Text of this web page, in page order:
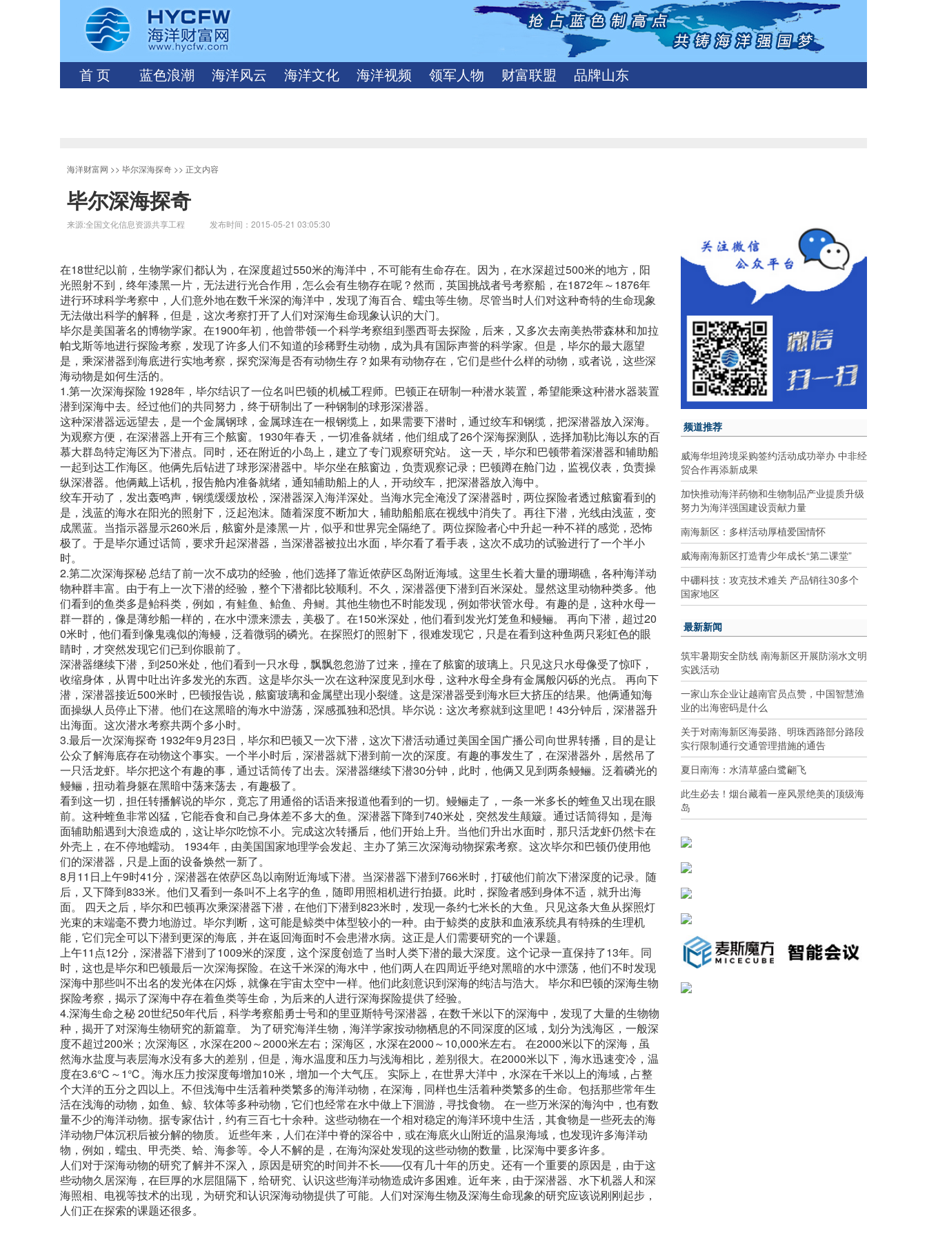
首 页 蓝色浪潮 海洋风云 海洋文化 海洋视频 领军人物 财富联盟 品牌山东
海洋财富网 >> 毕尔深海探奇 >> 正文内容
毕尔深海探奇
来源:全国文化信息资源共享工程 发布时间：2015-05-21 03:05:30
在18世纪以前，生物学家们都认为，在深度超过550米的海洋中，不可能有生命存在。因为，在水深超过500米的地方，阳
光照射不到，终年漆黑一片，无法进行光合作用，怎么会有生物存在呢？然而，英国挑战者号考察船，在1872年～1876年
进行环球科学考察中，人们意外地在数千米深的海洋中，发现了海百合、蠕虫等生物。尽管当时人们对这种奇特的生命现象
无法做出科学的解释，但是，这次考察打开了人们对深海生命现象认识的大门。
毕尔是美国著名的博物学家。在1900年初，他曾带领一个科学考察组到墨西哥去探险，后来，又多次去南美热带森林和加拉
帕戈斯等地进行探险考察，发现了许多人们不知道的珍稀野生动物，成为具有国际声誉的科学家。但是，毕尔的最大愿望
是，乘深潜器到海底进行实地考察，探究深海是否有动物生存？如果有动物存在，它们是些什么样的动物，或者说，这些深
海动物是如何生活的。
1.第一次深海探险 1928年，毕尔结识了一位名叫巴顿的机械工程师。巴顿正在研制一种潜水装置，希望能乘这种潜水器装置
潜到深海中去。经过他们的共同努力，终于研制出了一种钢制的球形深潜器。
这种深潜器远远望去，是一个金属钢球，金属球连在一根钢缆上，如果需要下潜时，通过绞车和钢缆，把深潜器放入深海。
为观察方便，在深潜器上开有三个舷窗。1930年春天，一切准备就绪，他们组成了26个深海探测队，选择加勒比海以东的百
慕大群岛特定海区为下潜点。同时，还在附近的小岛上，建立了专门观察研究站。 这一天，毕尔和巴顿带着深潜器和辅助船
一起到达工作海区。他俩先后钻进了球形深潜器中。毕尔坐在舷窗边，负责观察记录；巴顿蹲在舱门边，监视仪表，负责操
纵深潜器。他俩戴上话机，报告舱内准备就绪，通知辅助船上的人，开动绞车，把深潜器放入海中。
绞车开动了，发出轰鸣声，钢缆缓缓放松，深潜器深入海洋深处。当海水完全淹没了深潜器时，两位探险者透过舷窗看到的
是，浅蓝的海水在阳光的照射下，泛起泡沫。随着深度不断加大，辅助船船底在视线中消失了。再往下潜，光线由浅蓝，变
成黑蓝。当指示器显示260米后，舷窗外是漆黑一片，似乎和世界完全隔绝了。两位探险者心中升起一种不祥的感觉，恐怖
极了。于是毕尔通过话筒，要求升起深潜器，当深潜器被拉出水面，毕尔看了看手表，这次不成功的试验进行了一个半小
时。
2.第二次深海探秘 总结了前一次不成功的经验，他们选择了靠近侬萨区岛附近海域。这里生长着大量的珊瑚礁，各种海洋动
物种群丰富。由于有上一次下潜的经验，整个下潜都比较顺利。不久，深潜器便下潜到百米深处。显然这里动物种类多。他
们看到的鱼类多是鲐科类，例如，有鲑鱼、鲐鱼、舟鲥。其他生物也不时能发现，例如带状管水母。有趣的是，这种水母一
群一群的，像是薄纱船一样的，在水中漂来漂去，美极了。在150米深处，他们看到发光灯笼鱼和鳗鲡。 再向下潜，超过20
0米时，他们看到像鬼魂似的海鳗，泛着微弱的磷光。在探照灯的照射下，很难发现它，只是在看到这种鱼两只彩虹色的眼
睛时，才突然发现它们已到你眼前了。
深潜器继续下潜，到250米处，他们看到一只水母，飘飘忽忽游了过来，撞在了舷窗的玻璃上。只见这只水母像受了惊吓，
收缩身体，从胃中吐出许多发光的东西。这是毕尔头一次在这种深度见到水母，这种水母全身有金属般闪砾的光点。 再向下
潜，深潜器接近500米时，巴顿报告说，舷窗玻璃和金属壁出现小裂缝。这是深潜器受到海水巨大挤压的结果。他俩通知海
面操纵人员停止下潜。他们在这黑暗的海水中游荡，深感孤独和恐惧。毕尔说：这次考察就到这里吧！43分钟后，深潜器升
出海面。这次潜水考察共两个多小时。
3.最后一次深海探奇 1932年9月23日，毕尔和巴顿又一次下潜，这次下潜活动通过美国全国广播公司向世界转播，目的是让
公众了解海底存在动物这个事实。一个半小时后，深潜器就下潜到前一次的深度。有趣的事发生了，在深潜器外，居然吊了
一只活龙虾。毕尔把这个有趣的事，通过话筒传了出去。深潜器继续下潜30分钟，此时，他俩又见到两条鳗鲡。泛着磷光的
鳗鲡，扭动着身躯在黑暗中荡来荡去，有趣极了。
看到这一切，担任转播解说的毕尔，竟忘了用通俗的话语来报道他看到的一切。鳗鲡走了，一条一米多长的蝰鱼又出现在眼
前。这种蝰鱼非常凶猛，它能吞食和自己身体差不多大的鱼。深潜器下降到740米处，突然发生颠簸。通过话筒得知，是海
面辅助船遇到大浪造成的，这让毕尔吃惊不小。完成这次转播后，他们开始上升。当他们升出水面时，那只活龙虾仍然卡在
外壳上，在不停地蠕动。 1934年，由美国国家地理学会发起、主办了第三次深海动物探索考察。这次毕尔和巴顿仍使用他
们的深潜器，只是上面的设备焕然一新了。
8月11日上午9时41分，深潜器在侬萨区岛以南附近海域下潜。当深潜器下潜到766米时，打破他们前次下潜深度的记录。随
后，又下降到833米。他们又看到一条叫不上名字的鱼，随即用照相机进行拍摄。此时，探险者感到身体不适，就升出海
面。 四天之后，毕尔和巴顿再次乘深潜器下潜，在他们下潜到823米时，发现一条约七米长的大鱼。只见这条大鱼从探照灯
光束的末端毫不费力地游过。毕尔判断，这可能是鲸类中体型较小的一种。由于鲸类的皮肤和血液系统具有特殊的生理机
能，它们完全可以下潜到更深的海底，并在返回海面时不会患潜水病。这正是人们需要研究的一个课题。
上午11点12分，深潜器下潜到了1009米的深度，这个深度创造了当时人类下潜的最大深度。这个记录一直保持了13年。同
时，这也是毕尔和巴顿最后一次深海探险。在这千米深的海水中，他们两人在四周近乎绝对黑暗的水中漂荡，他们不时发现
深海中那些叫不出名的发光体在闪烁，就像在宇宙太空中一样。他们此刻意识到深海的纯洁与浩大。 毕尔和巴顿的深海生物
探险考察，揭示了深海中存在着鱼类等生命，为后来的人进行深海探险提供了经验。
4.深海生命之秘 20世纪50年代后，科学考察船勇士号和的里亚斯特号深潜器，在数千米以下的深海中，发现了大量的生物物
种，揭开了对深海生物研究的新篇章。 为了研究海洋生物，海洋学家按动物栖息的不同深度的区域，划分为浅海区，一般深
度不超过200米；次深海区，水深在200～2000米左右；深海区，水深在2000～10,000米左右。 在2000米以下的深海，虽
然海水盐度与表层海水没有多大的差别，但是，海水温度和压力与浅海相比，差别很大。在2000米以下，海水迅速变冷，温
度在3.6℃～1℃。海水压力按深度每增加10米，增加一个大气压。 实际上，在世界大洋中，水深在千米以上的海域，占整
个大洋的五分之四以上。不但浅海中生活着种类繁多的海洋动物，在深海，同样也生活着种类繁多的生命。包括那些常年生
活在浅海的动物，如鱼、鲸、软体等多种动物，它们也经常在水中做上下洄游，寻找食物。 在一些万米深的海沟中，也有数
量不少的海洋动物。据专家估计，约有三百七十余种。这些动物在一个相对稳定的海洋环境中生活，其食物是一些死去的海
洋动物尸体沉积后被分解的物质。 近些年来，人们在洋中脊的深谷中，或在海底火山附近的温泉海域，也发现许多海洋动
物，例如，蠕虫、甲壳类、蛤、海参等。令人不解的是，在海沟深处发现的这些动物的数量，比深海中要多许多。
人们对于深海动物的研究了解并不深入，原因是研究的时间并不长——仅有几十年的历史。还有一个重要的原因是，由于这
些动物久居深海，在巨厚的水层阻隔下，给研究、认识这些海洋动物造成许多困难。近年来，由于深潜器、水下机器人和深
海照相、电视等技术的出现，为研究和认识深海动物提供了可能。人们对深海生物及深海生命现象的研究应该说刚刚起步，
人们正在探索的课题还很多。
频道推荐
威海华坦跨境采购签约活动成功举办 中非经
贸合作再添新成果
加快推动海洋药物和生物制品产业提质升级
努力为海洋强国建设贡献力量
南海新区：多样活动厚植爱国情怀
威海南海新区打造青少年成长“第二课堂”
中硼科技：攻克技术难关 产品销往30多个
国家地区
最新新闻
筑牢暑期安全防线 南海新区开展防溺水文明
实践活动
一家山东企业让越南官员点赞，中国智慧渔
业的出海密码是什么
关于对南海新区海晏路、明珠西路部分路段
实行限制通行交通管理措施的通告
夏日南海：水清草盛白鹭翩飞
此生必去！烟台藏着一座风景绝美的顶级海
岛